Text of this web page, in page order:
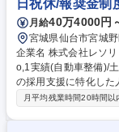
STD上場★
日祝休/報奨金制
月給40万4000円
宮城県仙台市宮城
企業名 株式会社レソリューション 求人名 【仙
o,1実績(自動車整備)/土日祝休/報
の採用支援に特化した
ラスとして組織を牽
備士面談…個々のキャ
月平均残業時間20時間以